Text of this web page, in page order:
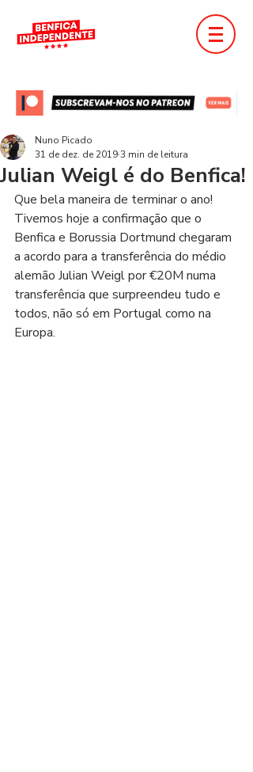
Julian Weigl é do Benfica!
Nuno Picado
31 de dez. de 20193 min de leitura
Que bela maneira de terminar o ano!
Tivemos hoje a confirmação que o
Benfica e Borussia Dortmund chegaram
a acordo para a transferência do médio
alemão Julian Weigl por €20M numa
transferência que surpreendeu tudo e
todos, não só em Portugal como na
Europa.